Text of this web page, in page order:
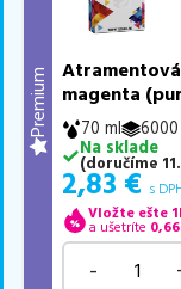
Premium
Atramentová
magenta
70 ml
Na sklade
(doručíme
2,83 € s
Vložte ešte
a ušetríte 0,66
-